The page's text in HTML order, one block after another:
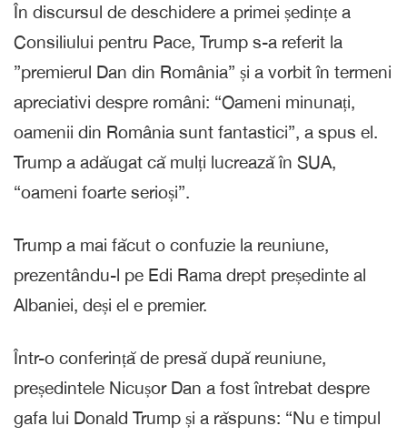
În discursul de deschidere a primei ședințe a
Consiliului pentru Pace, Trump s-a referit la
”premierul Dan din România” și a vorbit în termeni
apreciativi despre români: “Oameni minunați,
oamenii din România sunt fantastici”, a spus el.
Trump a adăugat că mulți lucrează în SUA,
“oameni foarte serioși”.
Trump a mai făcut o confuzie la reuniune,
prezentându-l pe Edi Rama drept președinte al
Albaniei, deși el e premier.
Într-o conferință de presă după reuniune,
președintele Nicușor Dan a fost întrebat despre
gafa lui Donald Trump și a răspuns: “Nu e timpul